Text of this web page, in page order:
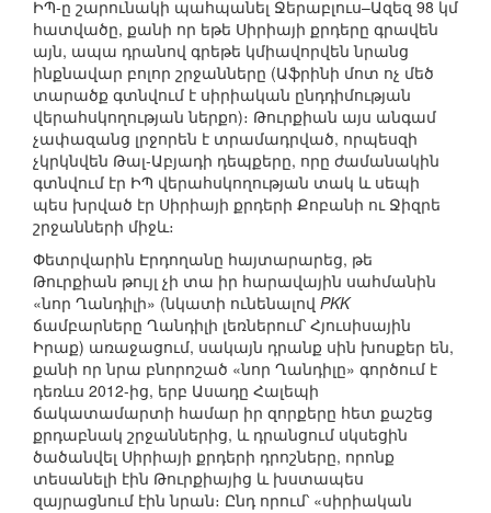
ԻՊ-ը շարունակի պահպանել Ջերաբլուս–Ազեզ 98 կմ
հատվածը, քանի որ եթե Սիրիայի քրդերը գրավեն
այն, ապա դրանով գրեթե կմիավորվեն նրանց
ինքնավար բոլոր շրջանները (Աֆրինի մոտ ոչ մեծ
տարածք գտնվում է սիրիական ընդդիմության
վերահսկողության ներքո)։ Թուրքիան այս անգամ
չափազանց լրջորեն է տրամադրված, որպեսզի
չկրկնվեն Թալ-Աբյադի դեպքերը, որը ժամանակին
գտնվում էր ԻՊ վերահսկողության տակ և սեպի
պես խրված էր Սիրիայի քրդերի Քոբանի ու Ջիզրե
շրջանների միջև։
Փետրվարին Էրդողանը հայտարարեց, թե
Թուրքիան թույլ չի տա իր հարավային սահմանին
«նոր Ղանդիլի» (նկատի ունենալով PKK
ճամբարները Ղանդիլի լեռներում՝ Հյուսիսային
Իրաք) առաջացում, սակայն դրանք սին խոսքեր են,
քանի որ նրա բնորոշած «նոր Ղանդիլը» գործում է
դեռևս 2012-ից, երբ Ասադը Հալեպի
ճակատամարտի համար իր զորքերը հետ քաշեց
քրդաբնակ շրջաններից, և դրանցում սկսեցին
ծածանվել Սիրիայի քրդերի դրոշները, որոնք
տեսանելի էին Թուրքիայից և խստապես
զայրացնում էին նրան։ Ընդ որում՝ «սիրիական